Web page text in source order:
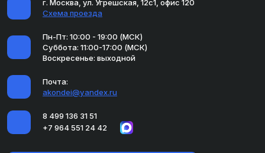
г. Москва, ул. Угрешская, 12с1, офис 120
Схема проезда
Пн-Пт: 10:00 - 19:00 (МСК)
Суббота: 11:00-17:00 (МСК)
Воскресенье: выходной
Почта:
akondei@yandex.ru
8 499 136 31 51
+7 964 551 24 42